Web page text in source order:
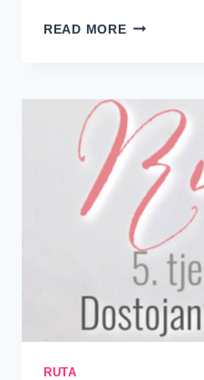
READ MORE5.
4.
DAN
–
VELIKI
DAR!
RUTA